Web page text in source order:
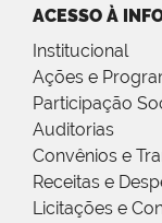
ACESSO À
Institucional
Ações e
Participação
Auditorias
Convênios e
Receitas e
Licitações e